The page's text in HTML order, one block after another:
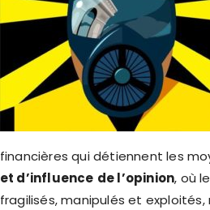
financières qui détiennent les
et d’influence de l’opinion, où
fragilisés, manipulés et